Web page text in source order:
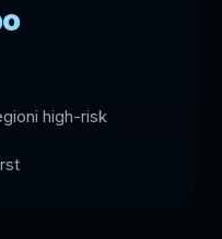
high-risk